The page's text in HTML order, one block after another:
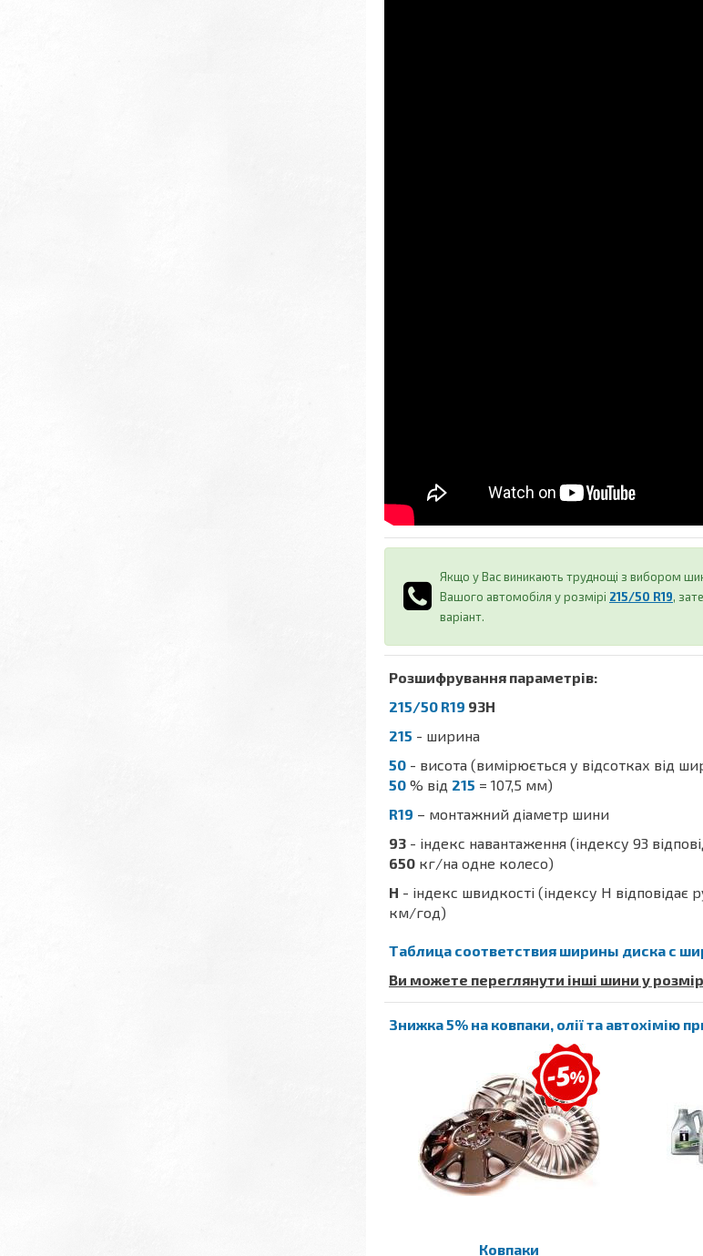
Якщо у Вас виникають труднощі з вибором
Вашого автомобіля у розмірі 215/50 R19,
варіант.
Розшифрування параметрів:
215/50 R19 93H
215 - ширина
50 - висота (вимірюється у відсотках від
50 % від 215 = 107,5 мм)
R19 – монтажний діаметр шини
93 - індекс навантаження (індексу 93
650 кг/на одне колесо)
H - індекс швидкості (індексу H відповідає
км/год)
Таблица соответствия ширины диска с
Ви можете переглянути інші шини у
Знижка 5% на ковпаки, олії та автохімію
Ковпаки